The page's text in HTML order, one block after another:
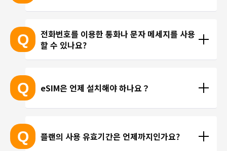
※ eSIM 지원 기기가 계속 출시되고 있기 때문에 최신
기기는 목록에 포함되지 않을 수 있습니다.
※ 고객님의 기기가 eSIM을 지원하는지 여부에 대해
서는 개별 문의를 통해 확인해 드리지 않습니다.
Q
전화번호를 이용한 통화나 문자 메세지를 사용
할 수 있나요?
고 있지 않습니다. 카카오톡, 인스타그램 등 인터넷 회
선을 이용한 통화를 이용해 주시기 바랍니다.
Q eSIM은 언제 설치해야 하나요？
하셔도 괜찮습니다. 현지 공항의 와이파이 속도가 걱
정되시는 분들은 국내에서 설치 및 설정을 완료하고,
Q 플랜의 사용 유효기간은 언제까지인가요?